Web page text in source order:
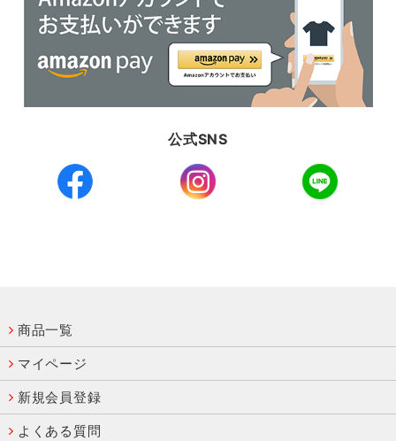
公式SNS
商品一覧
マイページ
新規会員登録
よくある質問